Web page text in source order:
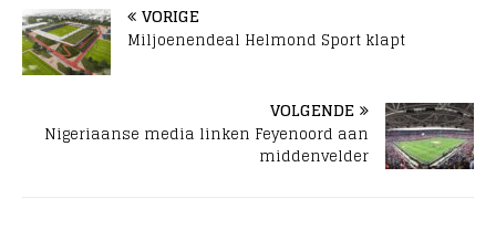
VORIGE
Miljoenendeal Helmond Sport klapt
VOLGENDE
Nigeriaanse media linken Feyenoord aan
middenvelder